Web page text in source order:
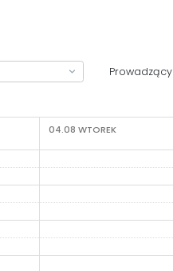
Prowadzący
04.08 WTOREK